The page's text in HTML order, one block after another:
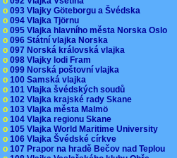
o 093 Vlajky Göteborgu a Švédska
o 094 Vlajka Tjörnu
o 095 Vlajka hlavního města Norska Oslo
o 096 Státní vlajka Norska
o 097 Norská královská vlajka
o 098 Vlajky lodi Fram
o 099 Norská poštovní vlajka
o 100 Samská vlajka
o 101 Vlajka švédských soudů
o 102 Vlajka krajské rady Skane
o 103 Vlajka města Malmö
o 104 Vlajka regionu Skane
o 105 Vlajka World Maritime University
o 106 Vlajka Švédské církve
o 107 Prapor na hradě Bečov nad Teplou